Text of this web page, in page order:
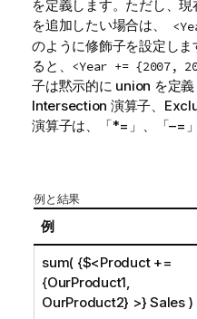
を定義します。ただし、
を追加したい場合は、
のように修飾子を設定し
ると、 <Year += {2007,
子は黙示的に union を定
Intersection 演算子、
演算子は、「*=」、「–=
例と結果
例
sum( {$<Product +=
{OurProduct1,
OurProduct2} >} Sales )